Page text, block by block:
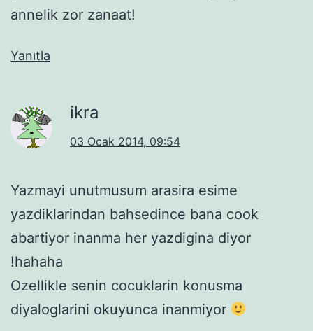
annelik zor zanaat!
Yanıtla
ikra
03 Ocak 2014, 09:54
Yazmayi unutmusum arasira esime
yazdiklarindan bahsedince bana cook
abartiyor inanma her yazdigina diyor
!hahaha
Ozellikle senin cocuklarin konusma
diyaloglarini okuyunca inanmiyor